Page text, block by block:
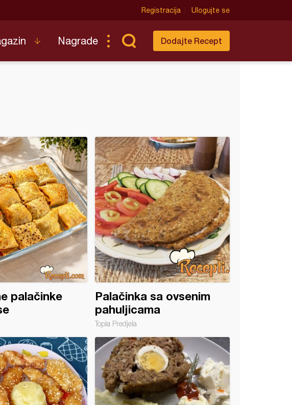
Registracija Ulogujte se
Nagrade Dodajte Recept
palačinke
Palačinka sa ovsenim
pahuljicama
Topla Predjela